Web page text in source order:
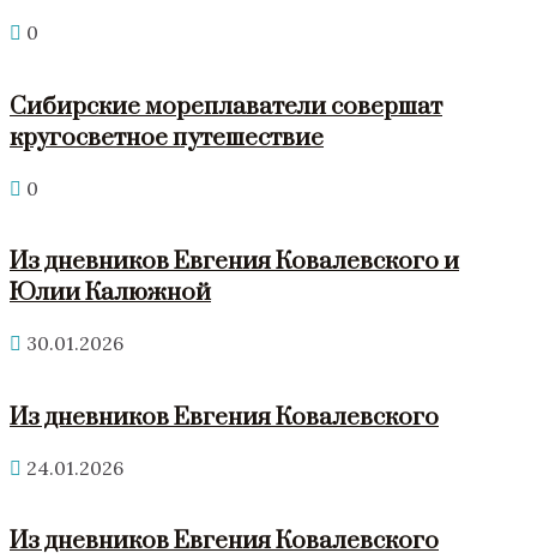
0
Сибирские мореплаватели совершат
кругосветное путешествие
0
Из дневников Евгения Ковалевского и
Юлии Калюжной
30.01.2026
Из дневников Евгения Ковалевского
24.01.2026
Из дневников Евгения Ковалевского